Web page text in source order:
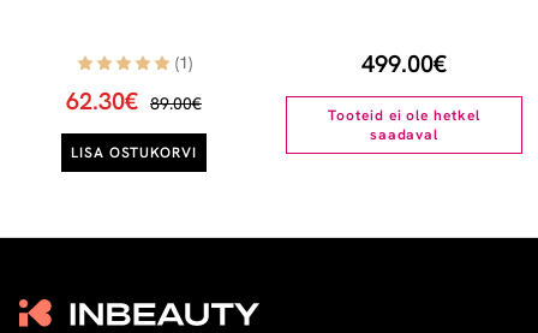
(1)
62.30€ 89.00€
LISA OSTUKORVI
499.00€
Tooteid ei ole hetkel
saadaval